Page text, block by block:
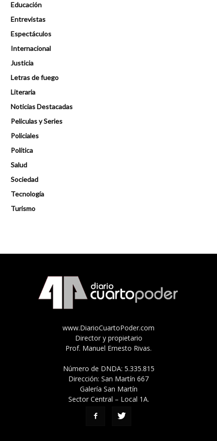
Educación
Entrevistas
Espectáculos
Internacional
Justicia
Letras de fuego
Literaria
Noticias Destacadas
Peliculas y Series
Policiales
Política
Salud
Sociedad
Tecnología
Turismo
www.DiarioCuartoPoder.com
Director y propietario
Prof. Manuel Ernesto Rivas.
Número de DNDA: 5.335.815
Dirección: San Martín 667
Galería San Martín
Sector Central – Local 1A.